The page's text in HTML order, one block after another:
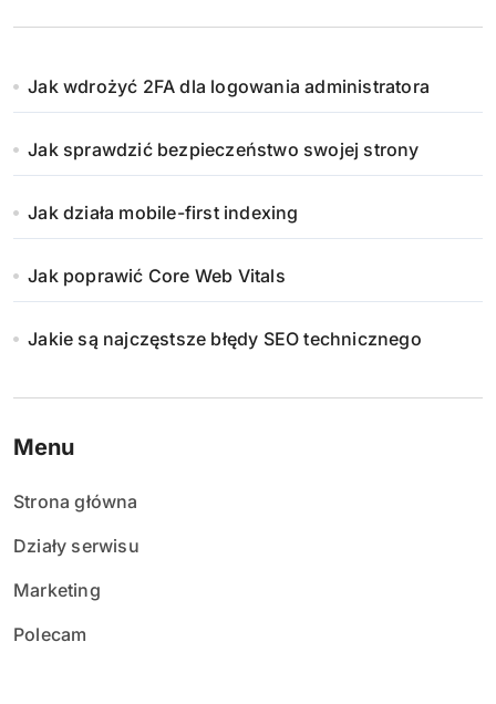
Jak wdrożyć 2FA dla logowania administratora
Jak sprawdzić bezpieczeństwo swojej strony
Jak działa mobile-first indexing
Jak poprawić Core Web Vitals
Jakie są najczęstsze błędy SEO technicznego
Menu
Strona główna
Działy serwisu
Marketing
Polecam